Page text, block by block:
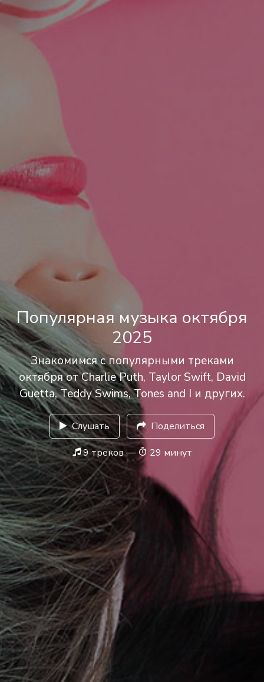
Популярная музыка октября
2025
Знакомимся с популярными треками
октября от Charlie Puth, Taylor Swift, David
Guetta, Teddy Swims, Tones and I и других.
Слушать Поделиться
9 треков — 29 минут